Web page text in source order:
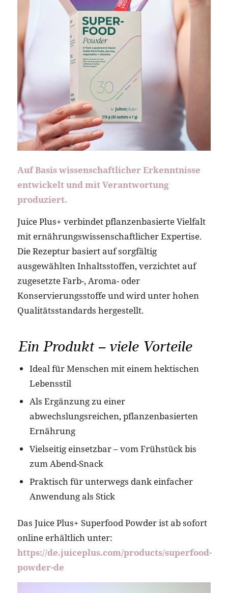
Auf Basis wissenschaftlicher Erkenntnisse
entwickelt und mit Verantwortung
produziert.
Juice Plus+ verbindet pflanzenbasierte Vielfalt
mit ernährungswissenschaftlicher Expertise.
Die Rezeptur basiert auf sorgfältig
ausgewählten Inhaltsstoffen, verzichtet auf
zugesetzte Farb-, Aroma- oder
Konservierungsstoffe und wird unter hohen
Qualitätsstandards hergestellt.
Ein Produkt – viele Vorteile
Ideal für Menschen mit einem hektischen
Lebensstil
Als Ergänzung zu einer
abwechslungsreichen, pflanzenbasierten
Ernährung
Vielseitig einsetzbar – vom Frühstück bis
zum Abend-Snack
Praktisch für unterwegs dank einfacher
Anwendung als Stick
Das Juice Plus+ Superfood Powder ist ab sofort
online erhältlich unter:
https://de.juiceplus.com/products/superfood-
powder-de